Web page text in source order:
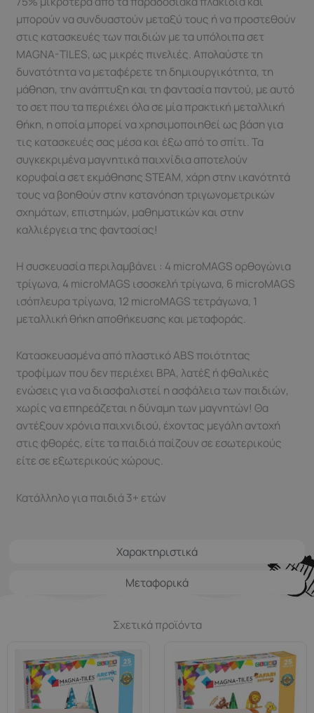
Χαρακτηριστικά
Μεταφορικά
μπορούν να συνδυαστούν μεταξύ τους ή να προστεθούν
στις κατασκευές των παιδιών με τα υπόλοιπα σετ
MAGNA-TILES, ως μικρές πινελιές. Απολαύστε τη
δυνατότητα να μεταφέρετε τη δημιουργικότητα, τη
μάθηση, την ανάπτυξη και τη φαντασία παντού, με αυτό
το σετ που τα περιέχει όλα σε μία πρακτική μεταλλική
θήκη, η οποία μπορεί να χρησιμοποιηθεί ως βάση για
τις κατασκευές σας μέσα και έξω από το σπίτι. Τα
συγκεκριμένα μαγνητικά παιχνίδια αποτελούν
κορυφαία σετ εκμάθησης STEAM, χάρη στην ικανότητά
τους να βοηθούν στην κατανόηση τριγωνομετρικών
σχημάτων, επιστημών, μαθηματικών και στην
καλλιέργεια της φαντασίας!
Η συσκευασία περιλαμβάνει : 4 microMAGS ορθογώνια
τρίγωνα, 4 microMAGS ισοσκελή τρίγωνα, 6 microMAGS
ισόπλευρα τρίγωνα, 12 microMAGS τετράγωνα, 1
μεταλλική θήκη αποθήκευσης και μεταφοράς.
Κατασκευασμένα από πλαστικό ABS ποιότητας
τροφίμων που δεν περιέχει BPA, λατέξ ή φθαλικές
ενώσεις για να διασφαλιστεί η ασφάλεια των παιδιών,
χωρίς να επηρεάζεται η δύναμη των μαγνητών! Θα
αντέξουν χρόνια παιχνιδιού, έχοντας μεγάλη αντοχή
στις φθορές, είτε τα παιδιά παίζουν σε εσωτερικούς
είτε σε εξωτερικούς χώρους.
Κατάλληλο για παιδιά 3+ ετών
Σχετικά προϊόντα